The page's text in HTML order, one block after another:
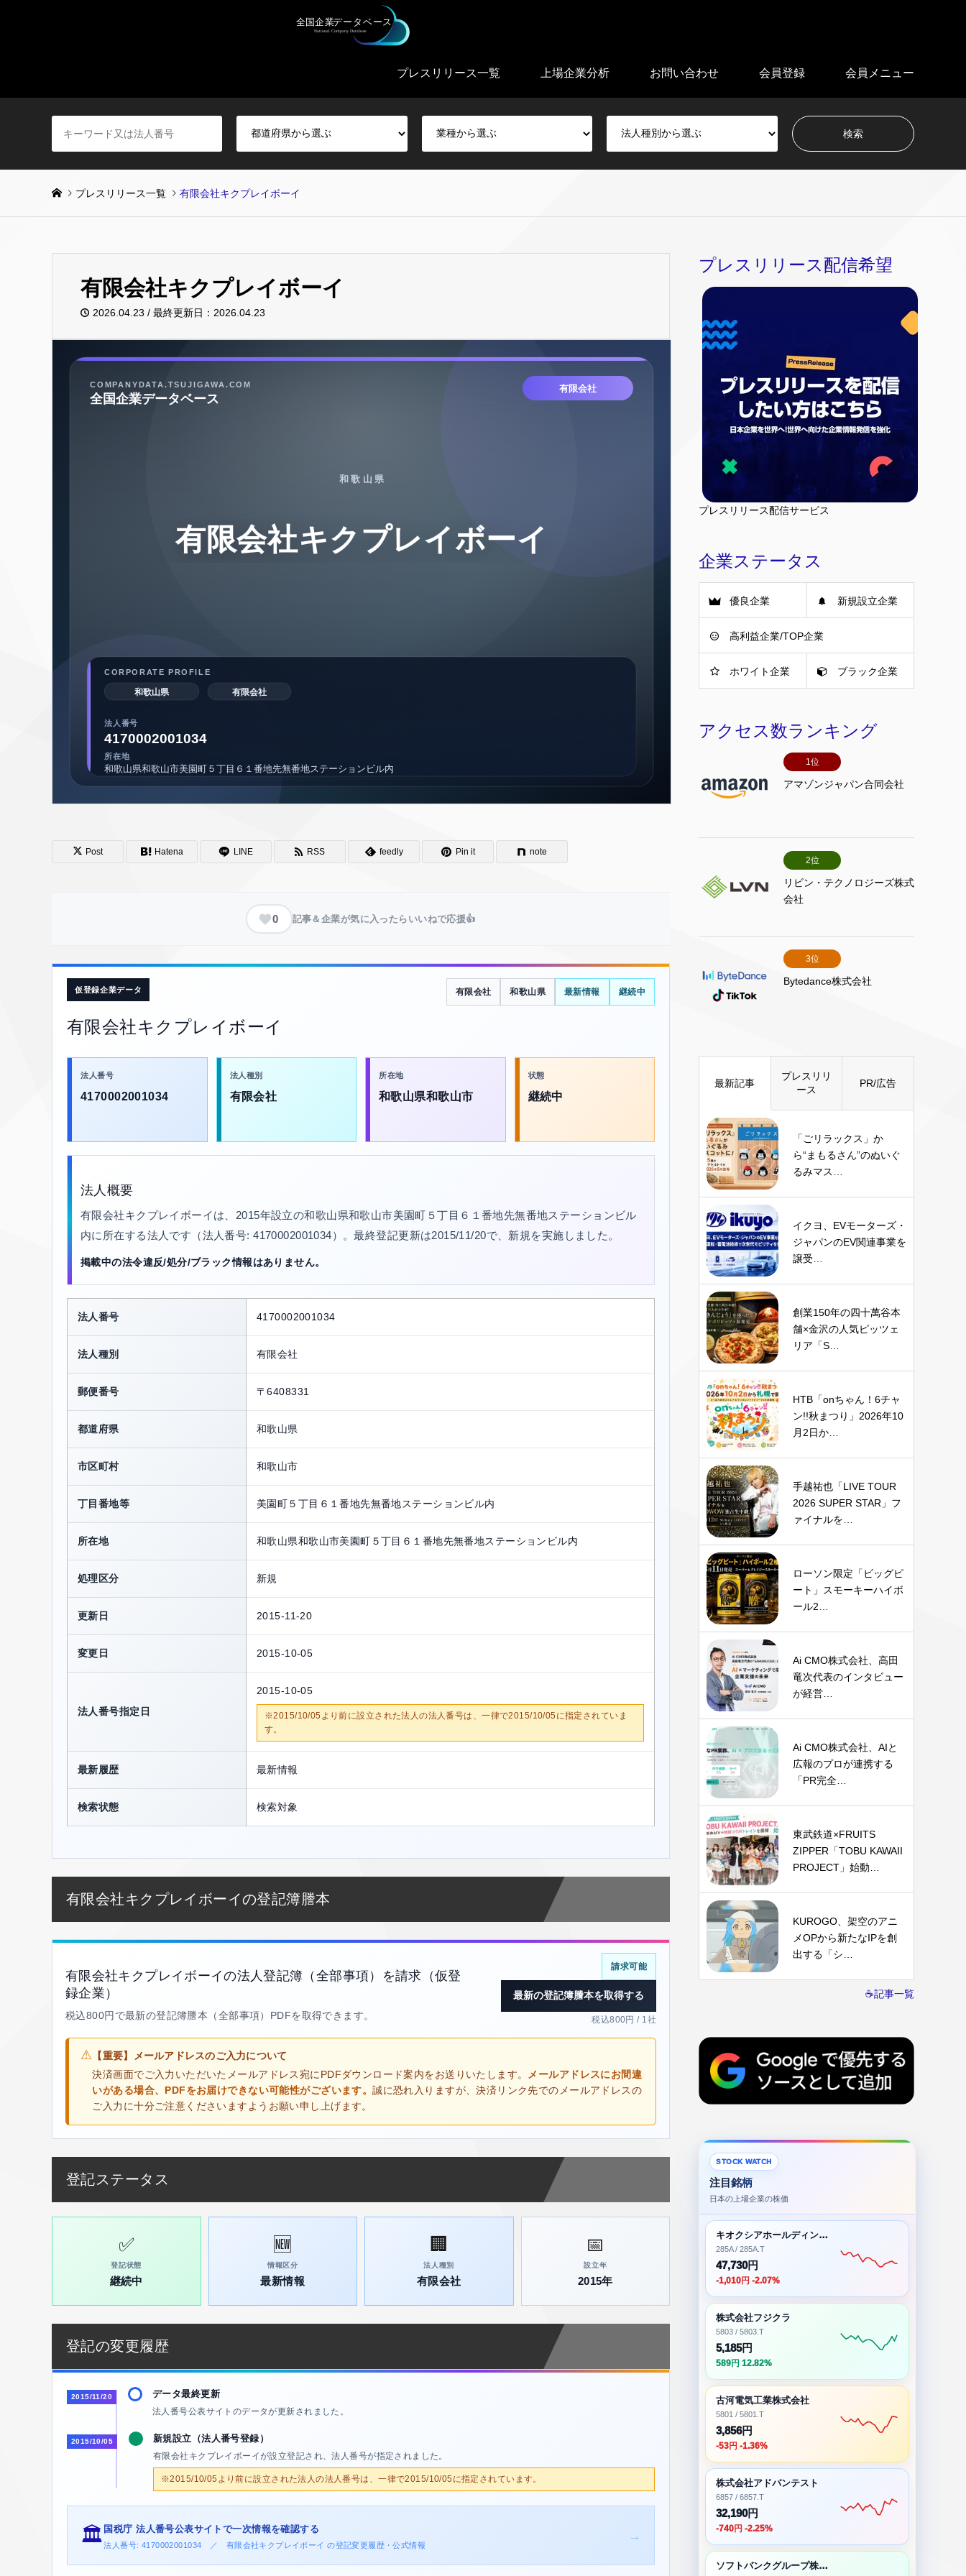
プレスリリース一覧 上場企業分析 お問い合わせ 会員登録 会員メニュー
プレスリリース一覧 有限会社キクプレイボーイ
有限会社キクプレイボーイ
2026.04.23 / 最終更新日：2026.04.23
Post Hatena LINE RSS feedly Pin it note
0 記事＆企業が気に入ったらいいねで応援👍
仮登録企業データ
有限会社キクプレイボーイ
有限会社 和歌山県 最新情報 継続中
法人番号
4170002001034
法人種別
有限会社
所在地
和歌山県和歌山市
状態
継続中
法人概要
有限会社キクプレイボーイは、2015年設立の和歌山県和歌山市美園町５丁目６１番地先無番地ステーションビル
内に所在する法人です（法人番号: 4170002001034）。最終登記更新は2015/11/20で、新規を実施しました。
掲載中の法令違反/処分/ブラック情報はありません。
法人番号 4170002001034
法人種別 有限会社
郵便番号 〒6408331
都道府県 和歌山県
市区町村 和歌山市
丁目番地等 美園町５丁目６１番地先無番地ステーションビル内
所在地 和歌山県和歌山市美園町５丁目６１番地先無番地ステーションビル内
処理区分 新規
更新日 2015-11-20
変更日 2015-10-05
法人番号指定日
2015-10-05
※2015/10/05より前に設立された法人の法人番号は、一律で2015/10/05に指定されていま
す。
最新履歴 最新情報
検索状態 検索対象
有限会社キクプレイボーイの登記簿謄本
有限会社キクプレイボーイの法人登記簿（全部事項）を請求（仮登
録企業）
税込800円で最新の登記簿謄本（全部事項）PDFを取得できます。
請求可能
最新の登記簿謄本を取得する
税込800円 / 1社
⚠ 【重要】メールアドレスのご入力について
決済画面でご入力いただいたメールアドレス宛にPDFダウンロード案内をお送りいたします。 メールアドレスにお間違
いがある場合、PDFをお届けできない可能性がございます。誠に恐れ入りますが、決済リンク先でのメールアドレスの
ご入力に十分ご注意くださいますようお願い申し上げます。
登記ステータス
✅
登記状態
継続中
🆕
情報区分
最新情報
🏢
法人種別
有限会社
📅
設立年
2015年
登記の変更履歴
2015/11/20 データ最終更新
法人番号公表サイトのデータが更新されました。
2015/10/05 新規設立（法人番号登録）
有限会社キクプレイボーイが設立登記され、法人番号が指定されました。
※2015/10/05より前に設立された法人の法人番号は、一律で2015/10/05に指定されています。
🏛️ 国税庁 法人番号公表サイトで一次情報を確認する
法人番号: 4170002001034 ／ 有限会社キクプレイボーイ の登記変更履歴・公式情報
→
プレスリリース配信希望
プレスリリース配信サービス
企業ステータス
優良企業 新規設立企業
高利益企業/TOP企業
ホワイト企業 ブラック企業
アクセス数ランキング
1位
アマゾンジャパン合同会社
2位
リビン・テクノロジーズ株式
会社
3位
Bytedance株式会社
最新記事
プレスリリ
ース
PR/広告
「ごリラックス」か
ら“まもるさん”のぬいぐ
るみマス…
イクヨ、EVモーターズ・
ジャパンのEV関連事業を
譲受…
創業150年の四十萬谷本
舗×金沢の人気ピッツェ
リア「S…
HTB「onちゃん！6チャ
ン!!秋まつり」2026年10
月2日か…
手越祐也「LIVE TOUR
2026 SUPER STAR」フ
ァイナルを…
ローソン限定「ビッグピ
ート」スモーキーハイボ
ール2…
Ai CMO株式会社、高田
竜次代表のインタビュー
が経営…
Ai CMO株式会社、AIと
広報のプロが連携する
「PR完全…
東武鉄道×FRUITS
ZIPPER「TOBU KAWAII
PROJECT」始動…
KUROGO、架空のアニ
メOPから新たなIPを創
出する「シ…
☕記事一覧
STOCK WATCH
注目銘柄
日本の上場企業の株価
キオクシアホールディングス株式会社
285A / 285A.T
47,730円
-1,010円 -2.07%
株式会社フジクラ
5803 / 5803.T
5,185円
589円 12.82%
古河電気工業株式会社
5801 / 5801.T
3,856円
-53円 -1.36%
株式会社アドバンテスト
6857 / 6857.T
32,190円
-740円 -2.25%
ソフトバンクグループ株式会社